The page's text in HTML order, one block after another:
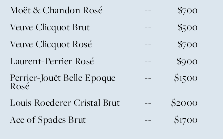
Moët & Chandon Rosé
--
$700
Veuve Clicquot Brut
--
$500
Veuve Clicquot Rosé
--
$700
Laurent-Perrier Rosé
--
$900
Perrier-Jouët Belle Epoque
Rosé
--
$1500
Louis Roederer Cristal Brut
--
$2000
Ace of Spades Brut
-- $1700